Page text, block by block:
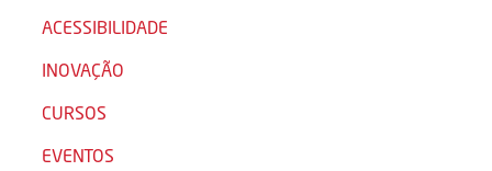
ACESSIBILIDADE
INOVAÇÃO
CURSOS
EVENTOS